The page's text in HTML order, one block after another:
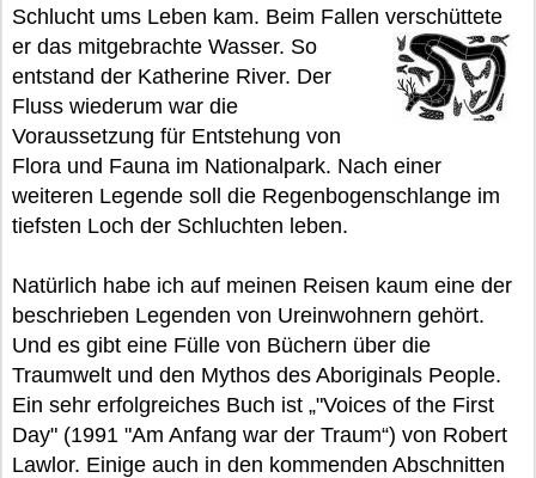
Schlucht ums Leben kam. Beim Fallen verschüttete
er das mitgebrachte Wasser. So
entstand der Katherine River. Der
Fluss wiederum war die
Voraussetzung für Entstehung von
Flora und Fauna im Nationalpark. Nach einer
weiteren Legende soll die Regenbogenschlange im
tiefsten Loch der Schluchten leben.
Natürlich habe ich auf meinen Reisen kaum eine der
beschrieben Legenden von Ureinwohnern gehört.
Und es gibt eine Fülle von Büchern über die
Traumwelt und den Mythos des Aboriginals People.
Ein sehr erfolgreiches Buch ist „"Voices of the First
Day" (1991 "Am Anfang war der Traum“) von Robert
Lawlor. Einige auch in den kommenden Abschnitten